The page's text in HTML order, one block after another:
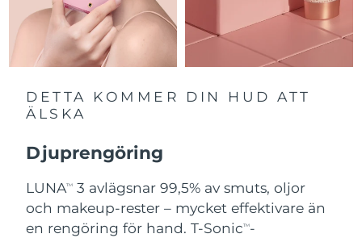
DETTA KOMMER DIN HUD ATT
ÄLSKA
Djuprengöring
LUNATM
3 avlägsnar 99,5% av smuts, oljor
och makeup-rester – mycket effektivare än
en rengöring för hand. T-SonicTM-
Slovakien Förväntad leverans 8/9/26
Slovenien
Sydafrika
Sydkorea
Spanien Förväntad leverans8/9/26
Sverige Förväntad leverans